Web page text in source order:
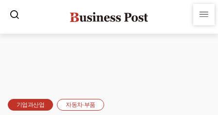
기업과산업 자동차·부품